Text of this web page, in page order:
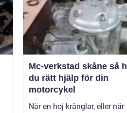
Mc-verkstad skåne så hittar
du rätt hjälp för din
motorcykel
När en hoj krånglar, eller när